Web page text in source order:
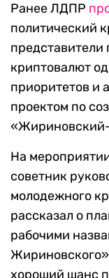
Ранее ЛДПР
политический
представители
криптовалют
приоритетов и
проектом по
На
советник
молодежного
рассказал о
рабочими
хороший шанс